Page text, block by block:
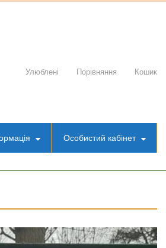
Улюблені Порівняння Кошик
Особистий кабінет